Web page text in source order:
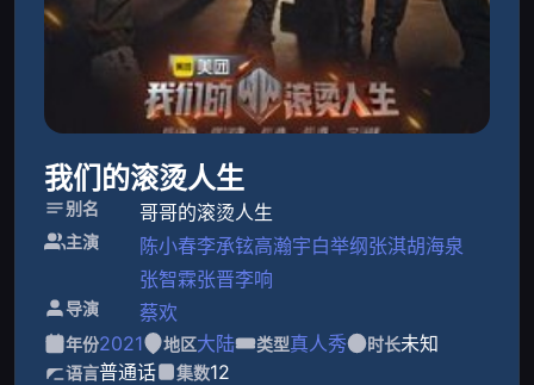
我们的滚烫人生
别名 哥哥的滚烫人生
主演 陈小春李承铉高瀚宇白举纲张淇胡海泉
张智霖张晋李响
导演 蔡欢
年份2021 地区大陆 类型真人秀 时长未知
语言普通话 集数12